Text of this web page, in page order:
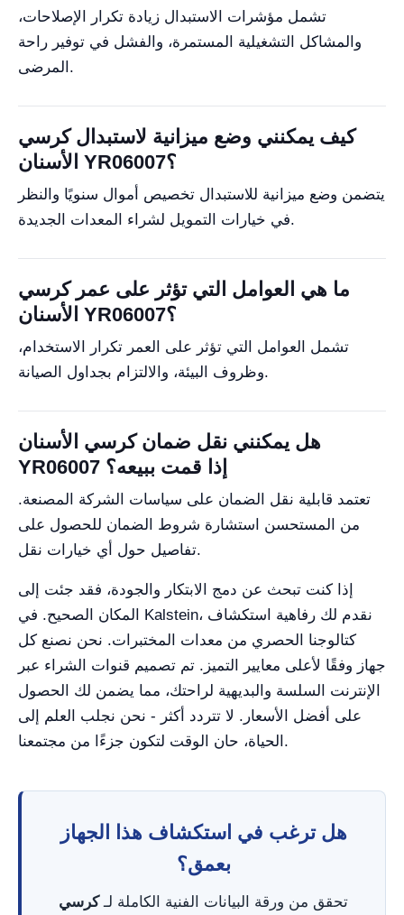
تشمل مؤشرات الاستبدال زيادة تكرار الإصلاحات،
والمشاكل التشغيلية المستمرة، والفشل في توفير راحة
المرضى.
كيف يمكنني وضع ميزانية لاستبدال كرسي
الأسنان YR06007؟
يتضمن وضع ميزانية للاستبدال تخصيص أموال سنويًا والنظر
في خيارات التمويل لشراء المعدات الجديدة.
ما هي العوامل التي تؤثر على عمر كرسي
الأسنان YR06007؟
تشمل العوامل التي تؤثر على العمر تكرار الاستخدام،
وظروف البيئة، والالتزام بجداول الصيانة.
هل يمكنني نقل ضمان كرسي الأسنان
YR06007 إذا قمت ببيعه؟
تعتمد قابلية نقل الضمان على سياسات الشركة المصنعة.
من المستحسن استشارة شروط الضمان للحصول على
تفاصيل حول أي خيارات نقل.
إذا كنت تبحث عن دمج الابتكار والجودة، فقد جئت إلى
المكان الصحيح. في Kalstein، نقدم لك رفاهية استكشاف
كتالوجنا الحصري من معدات المختبرات. نحن نصنع كل
جهاز وفقًا لأعلى معايير التميز. تم تصميم قنوات الشراء عبر
الإنترنت السلسة والبديهية لراحتك، مما يضمن لك الحصول
على أفضل الأسعار. لا تتردد أكثر - نحن نجلب العلم إلى
الحياة، حان الوقت لتكون جزءًا من مجتمعنا.
هل ترغب في استكشاف هذا الجهاز
بعمق؟
تحقق من ورقة البيانات الفنية الكاملة لـكرسي